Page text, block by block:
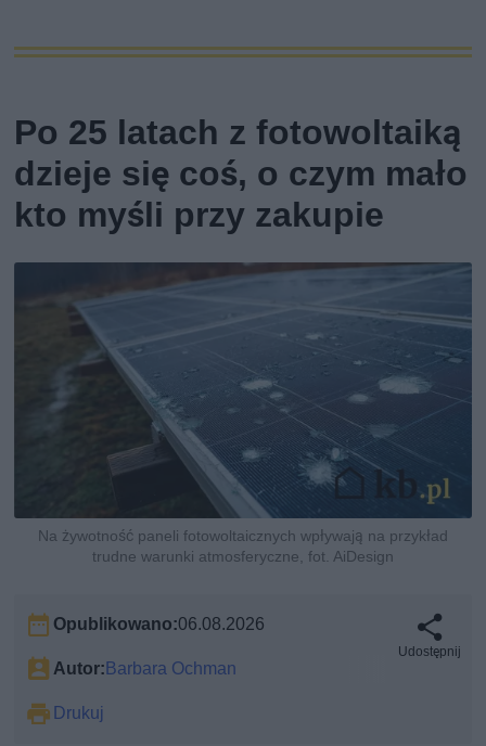
Po 25 latach z fotowoltaiką
dzieje się coś, o czym mało
kto myśli przy zakupie
Na żywotność paneli fotowoltaicznych wpływają na przykład
trudne warunki atmosferyczne, fot. AiDesign
Opublikowano:06.08.2026
Autor: Barbara Ochman
Drukuj
Udostępnij